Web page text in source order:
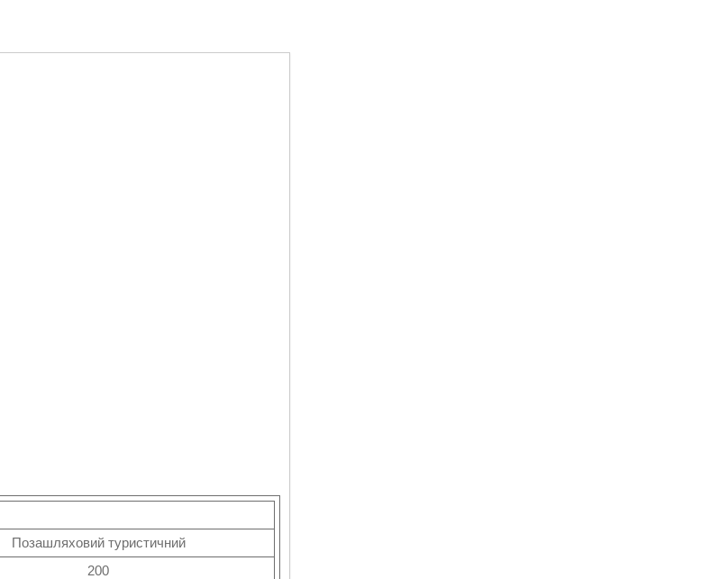
Позашляховий туристичний
200